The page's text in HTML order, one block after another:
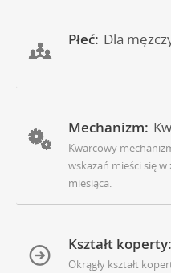
Płeć: Dla
Mechanizm:
Kwarcowy
wskazań mieści się
miesiąca.
Kształt koperty:
Okrągły kształt